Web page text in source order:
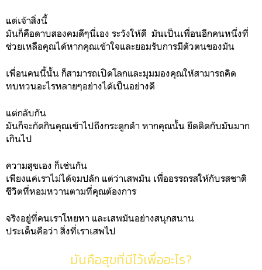
แต่เจ้าสิ่งนี้
มันก็คือดาบสองคมดีๆนี่เอง ระวังให้ดี มันเป็นเพื่อนอีกคนหนึ่งที่
ช่วยเหลือคุณได้หากคุณเข้าใจและยอมรับการมีตัวตนของมัน
เพื่อนคนนี้นั้น ก็สามารถเปิดโลกและมุมมองคุณให้สามารถคิด
ทบทวนอะไรหลายๆอย่างได้เป็นอย่างดี
แต่กลับกัน
มันก็จะกัดกินคุณเข้าไปถึงกระดูกดำ หากคุณนั้น ยึดติดกับมันมาก
เกินไป
ความสุขเอง ก็เช่นกัน
เพียงแค่เราไม่ได้จมปลัก แต่ว่าเสพมัน เพื่ออรรถรสให้กับรสชาติ
ชีวิตที่หอมหวานตามที่คุณต้องการ
จริงอยู่ที่คนเราโหยหา และเสพมันอย่างสนุกสนาน
ประเด็นคือว่า สิ่งที่เราเสพไป
มันคือสุขที่มีไว้เพื่ออะไร?